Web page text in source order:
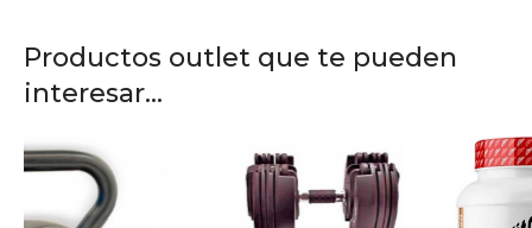
Productos outlet que te pueden
interesar...